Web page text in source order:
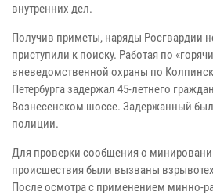
внутренних дел.
Получив приметы, наряды Росгвардии
приступили к поиску. Работая по
вневедомственной охраны по
Петербурга задержал 45-летнего
Вознесенском шоссе. Задержанный
полиции.
Для проверки сообщения о
происшествия были вызваны
После осмотра с применением минно-